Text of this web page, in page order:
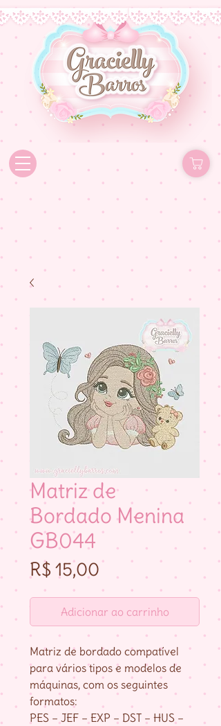
Matriz de
Bordado Menina
GB044
R$ 15,00Preço
Adicionar ao carrinho
Matriz de bordado compatível
para vários tipos e modelos de
máquinas, com os seguintes
formatos:
PES – JEF – EXP – DST – HUS –